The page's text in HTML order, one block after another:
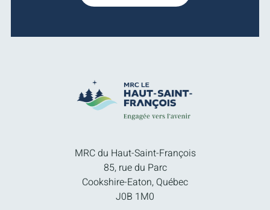
MRC du Haut-Saint-François
85, rue du Parc
Cookshire-Eaton, Québec
J0B 1M0